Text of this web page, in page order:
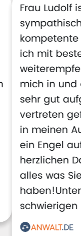
Frau Ludolf
ich mit
mich in und
sehr gut
vertreten
in meinen
ein Engel
herzlichen
alles was
schwierigen